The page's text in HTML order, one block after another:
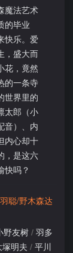
魔法艺术
的毕业
快乐。爱
，盛大而
花，竟然
的一条寺
世界里的
太郎（小
音）、内
内心却十
，是这六
快吗？
聪/野木森达
野友树 / 羽多
塚明夫 / 平川